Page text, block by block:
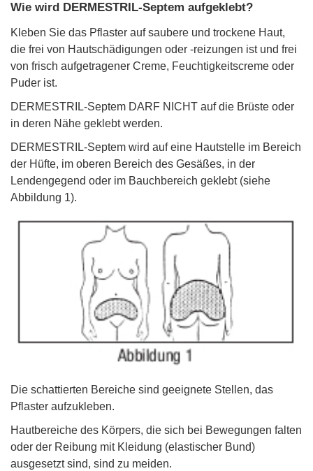
Wie wird DERMESTRIL-Septem aufgeklebt?
Kleben Sie das Pflaster auf saubere und trockene Haut,
die frei von Hautschädigungen oder -reizungen ist und frei
von frisch aufgetragener Creme, Feuchtigkeitscreme oder
Puder ist.
DERMESTRIL-Septem DARF NICHT auf die Brüste oder
in deren Nähe geklebt werden.
DERMESTRIL-Septem wird auf eine Hautstelle im Bereich
der Hüfte, im oberen Bereich des Gesäßes, in der
Lendengegend oder im Bauchbereich geklebt (siehe
Abbildung 1).
Die schattierten Bereiche sind geeignete Stellen, das
Pflaster aufzukleben.
Hautbereiche des Körpers, die sich bei Bewegungen falten
oder der Reibung mit Kleidung (elastischer Bund)
ausgesetzt sind, sind zu meiden.